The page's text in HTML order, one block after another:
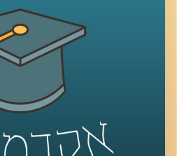
של מוזיאון ישראל שוחחנו
",המתמקדת
בשנת חניכת המוזיאון,
שונים בתכלית מאופן
תערוכות, דבר שיצר תוצר
לכו לבקר!